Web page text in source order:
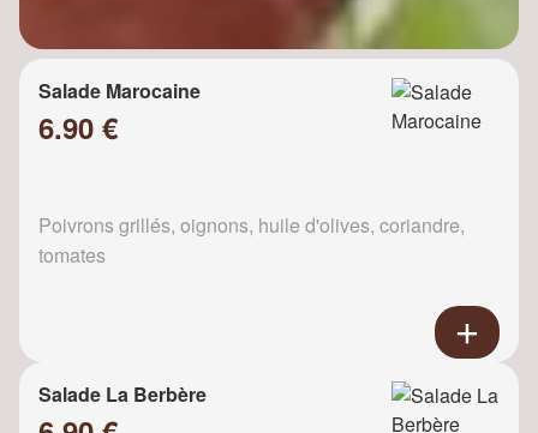
Salade Marocaine
6.90 €
Poivrons grillés, oignons, huile d'olives, coriandre,
tomates
Salade La Berbère